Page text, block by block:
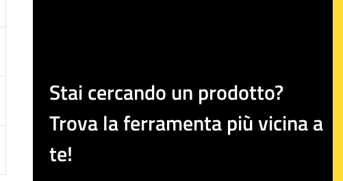
Stai cercando un prodotto?
Trova la ferramenta più vicina a
te!